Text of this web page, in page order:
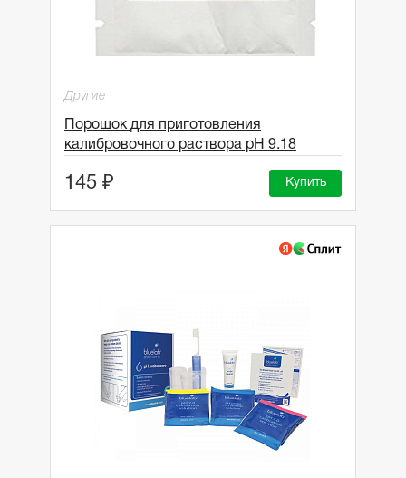
Другие
Порошок для приготовления
калибровочного раствора pH 9.18
145 ₽ Купить